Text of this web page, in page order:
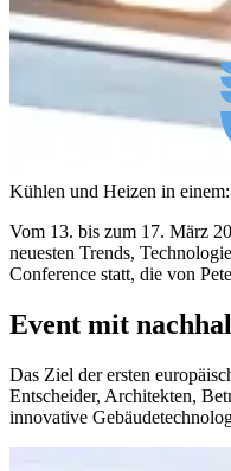
Kühlen und Heizen in
Vom 13. bis zum 17. März
neuesten Trends,
Conference statt, die von
Event mit
Das Ziel der ersten
Entscheider, Architekten,
innovative